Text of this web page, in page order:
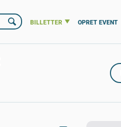
BILLETTER OPRET EVENT